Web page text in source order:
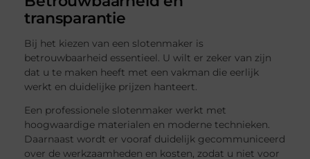
transparantie
Bij het kiezen van een slotenmaker is
betrouwbaarheid essentieel. U wilt er zeker van zijn
dat u te maken heeft met een vakman die eerlijk
werkt en duidelijke prijzen hanteert.
Een professionele slotenmaker werkt met
hoogwaardige materialen en moderne technieken.
Daarnaast wordt er vooraf duidelijk gecommuniceerd
over de werkzaamheden en kosten, zodat u niet voor